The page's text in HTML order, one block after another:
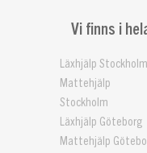
Vi finns i
Läxhjälp Stockholm
Mattehjälp
Stockholm
Läxhjälp Göteborg
Mattehjälp